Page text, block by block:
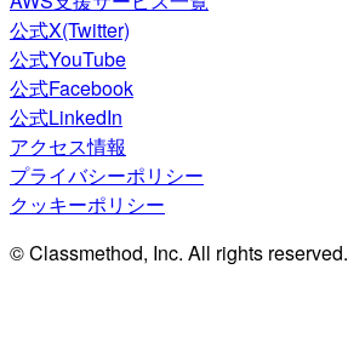
公式X(Twitter)
公式YouTube
公式Facebook
公式LinkedIn
アクセス情報
プライバシーポリシー
クッキーポリシー
© Classmethod, Inc. All rights reserved.